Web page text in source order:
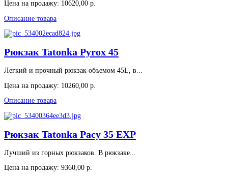
Цена на продажу: 10620,00 р.
Описание товара
Рюкзак Tatonka Pyrox 45
Легкий и прочный рюкзак объемом 45L, в...
Цена на продажу: 10260,00 р.
Описание товара
Рюкзак Tatonka Pacy 35 EXP
Лучший из горных рюкзаков. В рюкзаке...
Цена на продажу: 9360,00 р.